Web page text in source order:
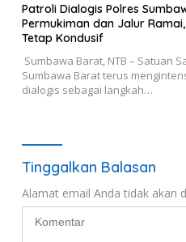
Patroli Dialogis Polres
Permukiman dan Jalur
Tetap Kondusif
Sumbawa Barat, NTB – Satuan
Sumbawa Barat terus
dialogis sebagai langkah…
Tinggalkan Balasan
Alamat email Anda tidak akan